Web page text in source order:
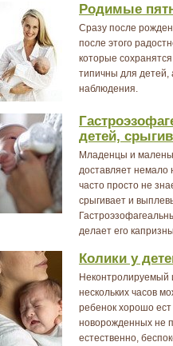
Родимые
Сразу после
после этого
которые
типичны для детей,
наблюдения.
детей,
Младенцы и
доставляет немало
часто просто не
срыгивает и
делает его
Колики у
Неконтролируемый
нескольких часов
ребенок хорошо
новорожденных не
естественно,